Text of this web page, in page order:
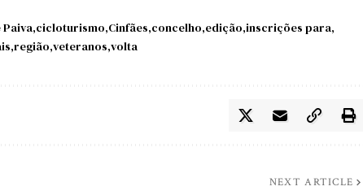
Paiva cicloturismo Cinfães concelho edição inscrições para
região veteranos volta
NEXT ARTICLE